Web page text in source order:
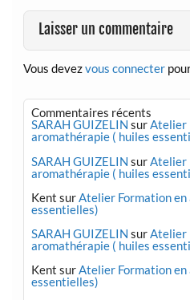
Laisser un commentaire
Vous devezvous connecter
Commentaires récents
SARAH GUIZELIN surAtelier
aromathérapie ( huiles
SARAH GUIZELIN surAtelier
aromathérapie ( huiles
Kent surAtelier Formation
essentielles)
SARAH GUIZELIN surAtelier
aromathérapie ( huiles
Kent surAtelier Formation
essentielles)